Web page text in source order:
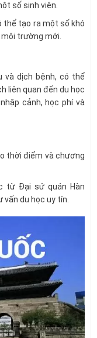
số sinh viên.
thể tạo ra một số khó
trường mới.
và dịch bệnh, có thể
liên quan đến du học
cảnh, học phí và
thời điểm và chương
từ Đại sứ quán Hàn
du học uy tín.